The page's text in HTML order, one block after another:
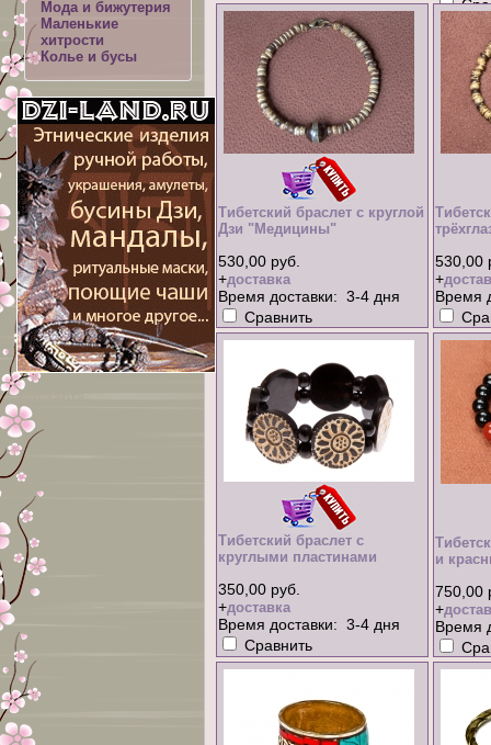
Тибетский браслет с круглой
Дзи "Медицины"
530,00 руб.
+доставка
Время доставки: 3-4 дня
Сравнить
530,00
+
Время
Тибетский браслет с
круглыми пластинами
350,00 руб.
+доставка
Время доставки: 3-4 дня
Сравнить
и
750,00
+
Время
Мода и бижутерия
Маленькие
хитрости
Колье и бусы
xml-карта